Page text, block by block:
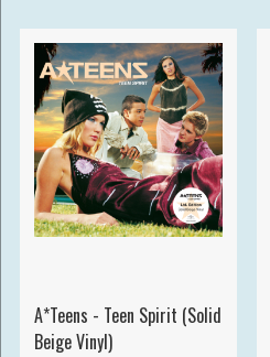
A*Teens - Teen Spirit (Solid
Beige Vinyl)